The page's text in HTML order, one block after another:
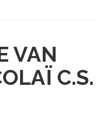
VAN
C.S.